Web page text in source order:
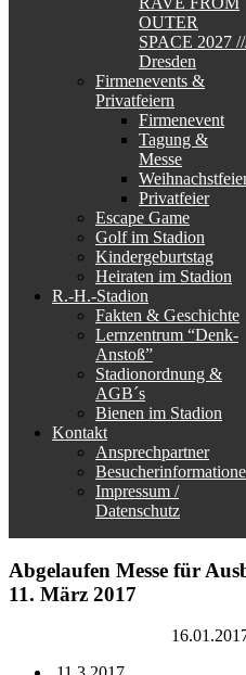
OUTER
SPACE 2027
Dresden
Firmenevents &
Privatfeiern
Firmenevent
Tagung &
Messe
Privatfeier
Escape Game
Golf im Stadion
Kindergeburtstag
Heiraten im Stadion
R.-H.-Stadion
Fakten & Geschichte
Lernzentrum “Denk-
Anstoß”
Stadionordnung &
AGB´s
Bienen im Stadion
Kontakt
Ansprechpartner
Impressum /
Datenschutz
Abgelaufen Messe für
11. März 2017